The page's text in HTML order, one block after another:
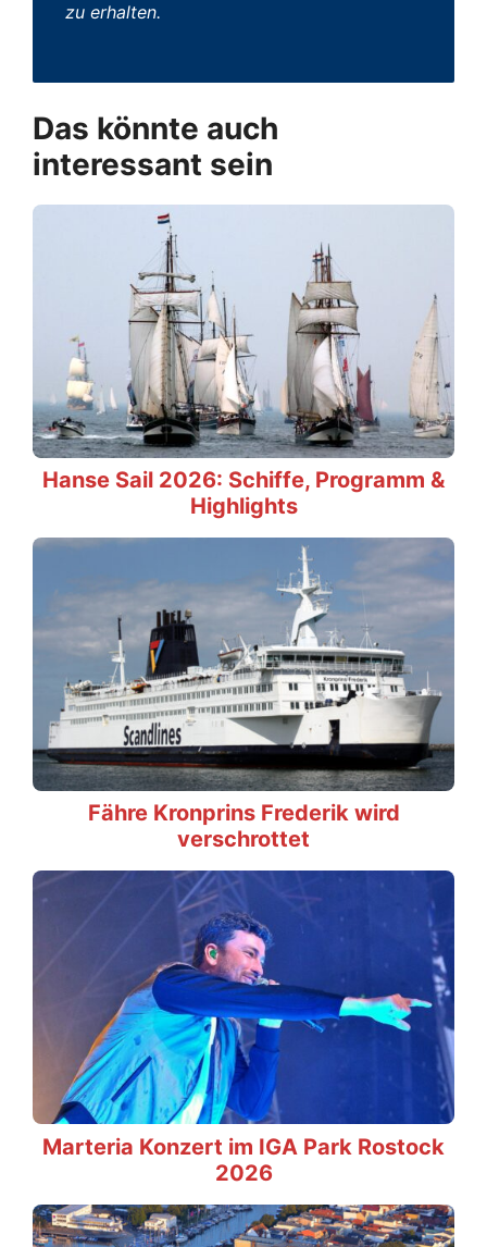
zu erhalten.
Das könnte auch
interessant sein
Hanse Sail 2026: Schiffe, Programm &
Highlights
Fähre Kronprins Frederik wird
verschrottet
Marteria Konzert im IGA Park Rostock
2026